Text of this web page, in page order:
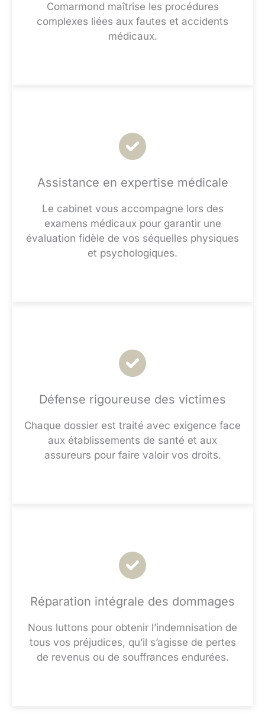
Comarmond maîtrise les procédures
complexes liées aux fautes et accidents
médicaux.
Assistance en expertise médicale
Le cabinet vous accompagne lors des
examens médicaux pour garantir une
évaluation fidèle de vos séquelles physiques
et psychologiques.
Défense rigoureuse des victimes
Chaque dossier est traité avec exigence face
aux établissements de santé et aux
assureurs pour faire valoir vos droits.
Réparation intégrale des dommages
Nous luttons pour obtenir l’indemnisation de
tous vos préjudices, qu’il s’agisse de pertes
de revenus ou de souffrances endurées.